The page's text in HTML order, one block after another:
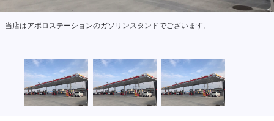
当店はアポロステーションのガソリンスタンドでございます。